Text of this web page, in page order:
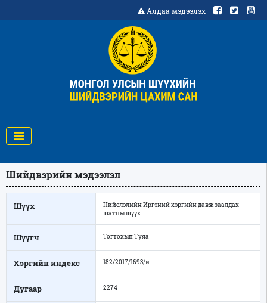
Алдаа мэдээлэх
Шийдвэрийн мэдээлэл
Шүүх
Нийслэлийн Иргэний хэргийн давж заалдах
шатны шүүх
Шүүгч Тогтохын Туяа
Хэргийн индекс 182/2017/1693/и
Дугаар 2274